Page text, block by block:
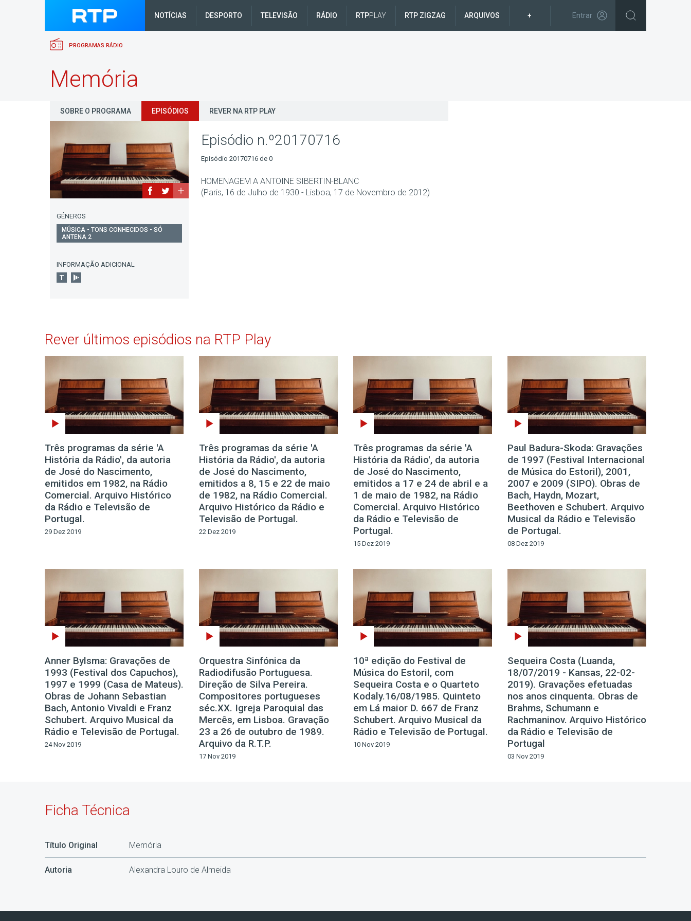
NOTÍCIAS DESPORTO TELEVISÃO RÁDIO RTPPLAY RTP ZIGZAG ARQUIVOS + Entrar
PROGRAMAS RÁDIO
Memória
SOBRE O PROGRAMA EPISÓDIOS REVER NA RTP PLAY
GÉNEROS
MÚSICA - TONS CONHECIDOS - SÓ
ANTENA 2
INFORMAÇÃO ADICIONAL
Episódio n.º20170716
Episódio 20170716 de 0
HOMENAGEM A ANTOINE SIBERTIN-BLANC
(Paris, 16 de Julho de 1930 - Lisboa, 17 de Novembro de 2012)
Rever últimos episódios na RTP Play
Três programas da série 'A
História da Rádio', da autoria
de José do Nascimento,
emitidos em 1982, na Rádio
Comercial. Arquivo Histórico
da Rádio e Televisão de
Portugal.
29 Dez 2019
Três programas da série 'A
História da Rádio', da autoria
de José do Nascimento,
emitidos a 8, 15 e 22 de maio
de 1982, na Rádio Comercial.
Arquivo Histórico da Rádio e
Televisão de Portugal.
22 Dez 2019
Três programas da série 'A
História da Rádio', da autoria
de José do Nascimento,
emitidos a 17 e 24 de abril e a
1 de maio de 1982, na Rádio
Comercial. Arquivo Histórico
da Rádio e Televisão de
Portugal.
15 Dez 2019
Paul Badura-Skoda: Gravações
de 1997 (Festival Internacional
de Música do Estoril), 2001,
2007 e 2009 (SIPO). Obras de
Bach, Haydn, Mozart,
Beethoven e Schubert. Arquivo
Musical da Rádio e Televisão
de Portugal.
08 Dez 2019
Anner Bylsma: Gravações de
1993 (Festival dos Capuchos),
1997 e 1999 (Casa de Mateus).
Obras de Johann Sebastian
Bach, Antonio Vivaldi e Franz
Schubert. Arquivo Musical da
Rádio e Televisão de Portugal.
24 Nov 2019
Orquestra Sinfónica da
Radiodifusão Portuguesa.
Direção de Silva Pereira.
Compositores portugueses
séc.XX. Igreja Paroquial das
Mercês, em Lisboa. Gravação
23 a 26 de outubro de 1989.
Arquivo da R.T.P.
17 Nov 2019
10ª edição do Festival de
Música do Estoril, com
Sequeira Costa e o Quarteto
Kodaly.16/08/1985. Quinteto
em Lá maior D. 667 de Franz
Schubert. Arquivo Musical da
Rádio e Televisão de Portugal.
10 Nov 2019
Sequeira Costa (Luanda,
18/07/2019 - Kansas, 22-02-
2019). Gravações efetuadas
nos anos cinquenta. Obras de
Brahms, Schumann e
Rachmaninov. Arquivo Histórico
da Rádio e Televisão de
Portugal
03 Nov 2019
Ficha Técnica
Título Original Memória
Autoria Alexandra Louro de Almeida